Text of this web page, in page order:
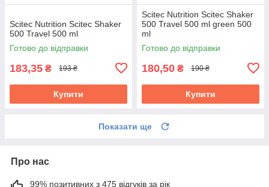
Scitec Nutrition Scitec Shaker
500 Travel 500 ml
Готово до відправки
183,35 ₴ 193 ₴
Купити
Scitec Nutrition Scitec Shaker
500 Travel 500 ml green 500
ml
Готово до відправки
180,50 ₴ 190 ₴
Купити
Показати ще
Про нас
99% позитивних з 475 відгуків за рік